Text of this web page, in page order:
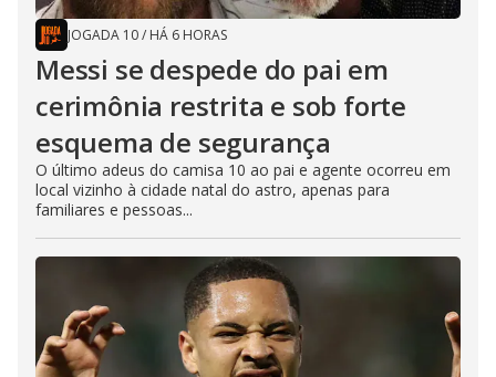
JOGADA 10/ HÁ 6 HORAS
Messi se despede do pai em
cerimônia restrita e sob forte
esquema de segurança
O último adeus do camisa 10 ao pai e agente ocorreu em
local vizinho à cidade natal do astro, apenas para
familiares e pessoas...